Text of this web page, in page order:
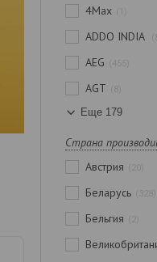
4Max
ADDO INDIA
AEG
AGT
Еще 179
Страна
Австрия
Беларусь
Бельгия